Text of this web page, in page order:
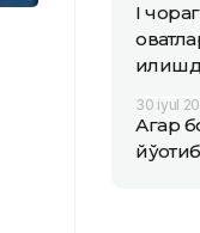
I
30 iyul
Агар